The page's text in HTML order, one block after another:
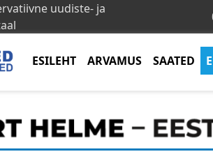
uudiste- ja
ESILEHT ARVAMUS SAATED